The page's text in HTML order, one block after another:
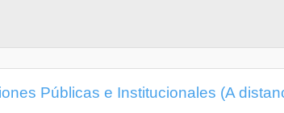
Públicas e Institucionales (A